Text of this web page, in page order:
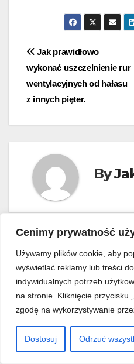
Cenimy prywatność
Używamy plików cookie, aby
wyświetlać reklamy lub treści
indywidualnych potrzeb
na stronie. Kliknięcie przycisku
zgodę na wykorzystywanie
Dostosuj Odrzuć
Nawigacja
wpisu
Jak prawidłowo
wykonać uszczelnienie rur
wentylacyjnych od hałasu
z innych pięter.
By
Related Post
MOJE MIESZKANIE
ARANŻACJA
Gdzie
Ethernet na